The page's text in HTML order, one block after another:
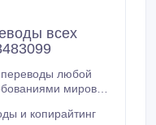
всех
любой
мировых
и редакторы.
и копирайтинг